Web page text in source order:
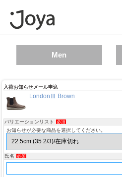
Men
入荷お知らせメール申込
LondonⅢ Brown
バリエーションリスト 必須
お知らせが必要な商品を選択してください。
氏名 必須